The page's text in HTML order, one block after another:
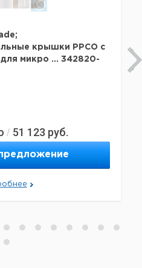
крышки PPCO с
микро ... 342820-
/ 51 123 руб.